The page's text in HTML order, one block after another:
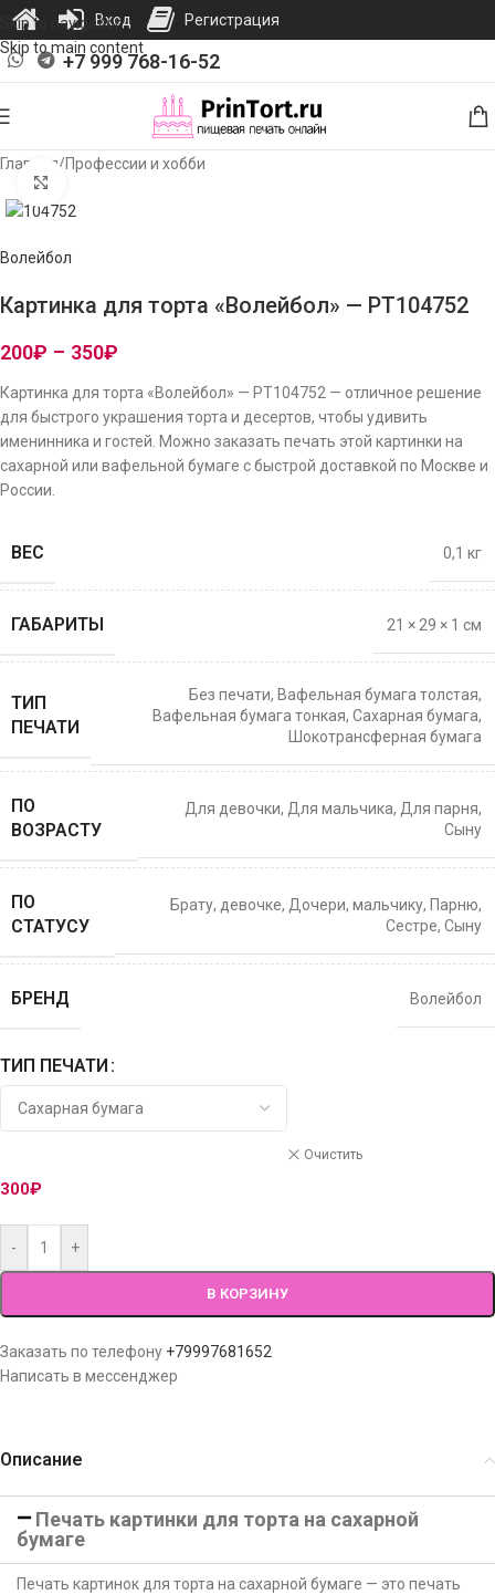
Skip to navigation
Skip to main content
+7 999 768-16-52
Главная/Профессии и хобби
Волейбол
Картинка для торта «Волейбол» — PT104752
200₽ – 350₽
Картинка для торта «Волейбол» — PT104752 — отличное решение
для быстрого украшения торта и десертов, чтобы удивить
именинника и гостей. Можно заказать печать этой картинки на
сахарной или вафельной бумаге с быстрой доставкой по Москве и
России.
ВЕС 0,1 кг
ГАБАРИТЫ 21 × 29 × 1 см
ТИП
ПЕЧАТИ
Без печати, Вафельная бумага толстая,
Вафельная бумага тонкая, Сахарная бумага,
Шокотрансферная бумага
ПО
ВОЗРАСТУ
Для девочки, Для мальчика, Для парня,
Сыну
ПО
СТАТУСУ
Брату, девочке, Дочери, мальчику, Парню,
Сестре, Сыну
БРЕНД Волейбол
ТИП ПЕЧАТИ
Очистить
300₽
- +
В КОРЗИНУ
Заказать по телефону +79997681652
Написать в мессенджер
Описание
Печать картинки для торта на сахарной
бумаге
Печать картинок для торта на сахарной бумаге — это печать
Вход Регистрация